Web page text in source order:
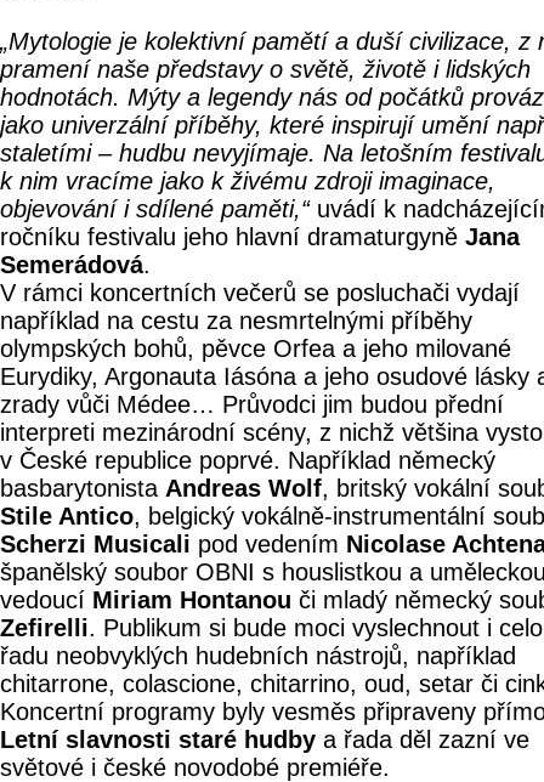
„Mytologie je kolektivní pamětí a duší civilizace, z
pramení naše představy o světě, životě i lidských
hodnotách. Mýty a legendy nás od počátků
jako univerzální příběhy, které inspirují umění
staletími – hudbu nevyjímaje. Na letošním
k nim vracíme jako k živému zdroji imaginace,
objevování i sdílené paměti,“uvádí k
ročníku festivalu jeho hlavní dramaturgyně Jana
Semerádová.
V rámci koncertních večerů se posluchači vydají
například na cestu za nesmrtelnými příběhy
olympských bohů, pěvce Orfea a jeho milované
Eurydiky, Argonauta Iásóna a jeho osudové lásky
zrady vůči Médee… Průvodci jim budou přední
interpreti mezinárodní scény, z nichž většina
v České republice poprvé. Například německý
basbarytonista Andreas Wolf, britský vokální
Stile Antico, belgický vokálně-instrumentální
Scherzi Musicali pod vedením Nicolase
španělský soubor OBNI s houslistkou a
vedoucí Miriam Hontanou či mladý německý
Zefirelli. Publikum si bude moci vyslechnout i
řadu neobvyklých hudebních nástrojů, například
chitarrone, colascione, chitarrino, oud, setar či
Koncertní programy byly vesměs připraveny
Letní slavnosti staré hudby a řada děl zazní ve
světové i české novodobé premiéře.